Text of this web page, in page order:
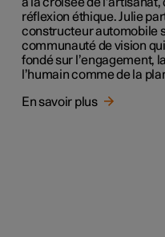
réflexion éthique. Julie
constructeur automobile
communauté de vision
fondé sur l’engagement,
l’humain comme de la
En savoir plus